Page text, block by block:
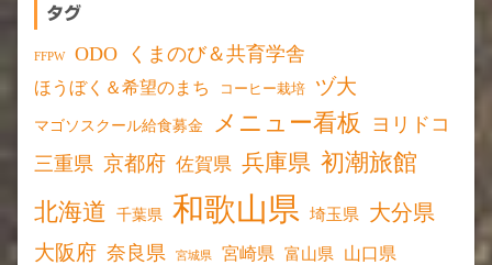
タグ
FFPW ODO くまのび＆共育学舎
ほうぼく＆希望のまち コーヒー栽培 ヅ大
マゴソスクール給食募金 メニュー看板
ヨリドコ
三重県 京都府 佐賀県 兵庫県 初潮旅館
北海道
千葉県 和歌山県 埼玉県 大分県
大阪府 奈良県 宮城県 宮崎県 富山県 山口県